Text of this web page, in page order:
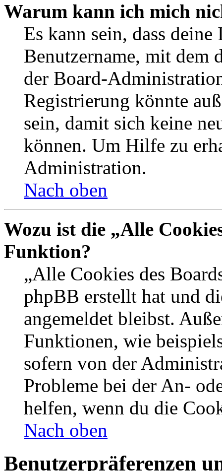
Warum kann ich mich
Es kann sein, dass
Benutzername, mit dem
der Board-
Registrierung könnte
sein, damit sich keine
können. Um Hilfe zu
Administration.
Nach oben
Wozu ist die „Alle
Funktion?
„Alle Cookies des
phpBB erstellt hat und
angemeldet bleibst.
Funktionen, wie
sofern von der
Probleme bei der An-
helfen, wenn du die
Nach oben
Benutzerpräferenzen